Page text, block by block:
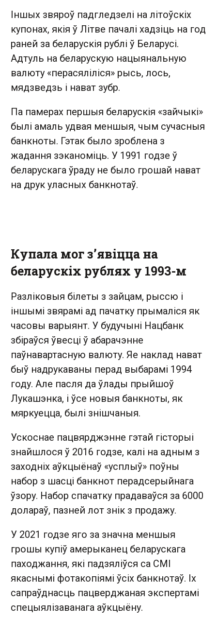
Іншых звяроў падгледзелі на літоўскіх
купонах, якія ў Літве пачалі хадзіць на год
раней за беларускія рублі ў Беларусі.
Адтуль на беларускую нацыянальную
валюту «перасяліліся» рысь, лось,
мядзведзь і нават зубр.
Па памерах першыя беларускія «зайчыкі»
былі амаль удвая меншыя, чым сучасныя
банкноты. Гэтак было зроблена з
жадання зэканоміць. У 1991 годзе ў
беларускага ўраду не было грошай нават
на друк уласных банкнотаў.
Купала мог з’явіцца на
беларускіх рублях у 1993-м
Разліковыя білеты з зайцам, рыссю і
іншымі звярамі ад пачатку прымаліся як
часовы варыянт. У будучыні Нацбанк
збіраўся ўвесці ў абарачэнне
паўнавартасную валюту. Яе наклад нават
быў надрукаваны перад выбарамі 1994
году. Але пасля да ўлады прыйшоў
Лукашэнка, і ўсе новыя банкноты, як
мяркуецца, былі знішчаныя.
Ускоснае пацвярджэнне гэтай гісторыі
знайшлося ў 2016 годзе, калі на адным з
заходніх аўкцыёнаў «усплыў» поўны
набор з шасці банкнот перадсерыйнага
ўзору. Набор спачатку прадаваўся за 6000
долараў, пазней лот знік з продажу.
У 2021 годзе яго за значна меншыя
грошы купіў амерыканец беларускага
паходжання, які падзяліўся са СМІ
якаснымі фотакопіямі ўсіх банкнотаў. Іх
сапраўднасць пацверджаная экспертамі
спецыялізаванага аўкцыёну.